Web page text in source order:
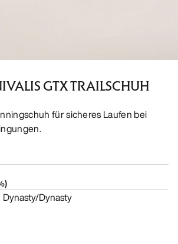
GTX TRAILSCHUH
für sicheres Laufen bei
Dynasty/Dynasty